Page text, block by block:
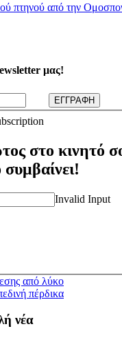
πτηνού από την
μας!
στο κινητό
Invalid Input
νέα